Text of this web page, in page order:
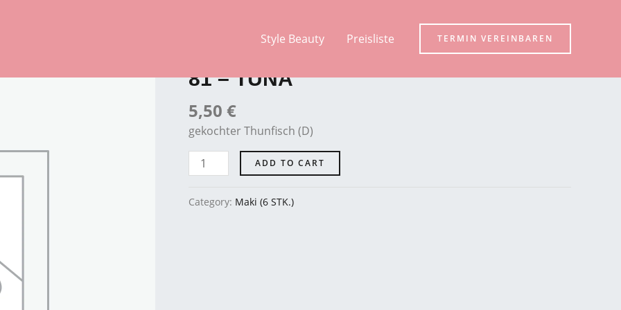
Style Beauty Preisliste TERMIN VEREINBAREN
81 – TUNA
5,50 €
gekochter Thunfisch (D)
TUNA
quantity
ADD TO CART
Category: Maki (6 STK.)